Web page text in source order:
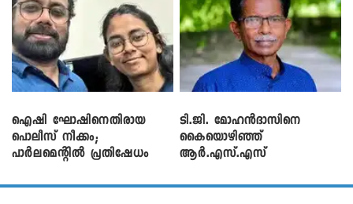
ഐഷി ഘോഷിനെതിരായ
പൊലീസ് നീക്കം;
പാര്‍ലമെന്റിൽ പ്രതിഷേധം
ടി.ജി. മോഹൻദാസിനെ
കൈയൊഴിഞ്ഞ്
ആർ.എസ്.എസ്